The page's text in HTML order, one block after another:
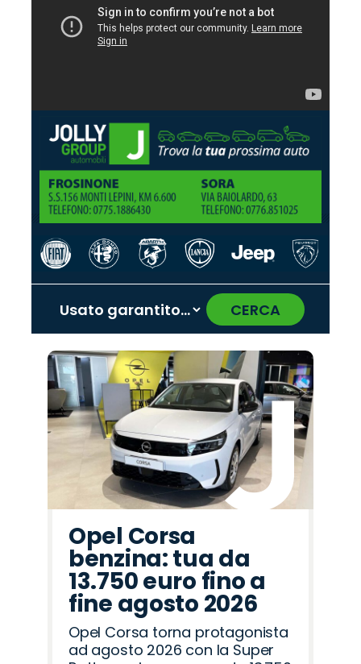
CERCA
Promo
Fiat
Promo
Mazda
Promo
Cupra
Promo
Lancia
Promo
Omoda
Promo
Alfa
Romeo
Promo
Jeep
Promo
Hyundai
Promo
Jaecoo
Promo
Seat
Promo
Citroën
Promo
Land
Rover
Promo
Peugeot
Promo
Opel
Promo
Abarth
‹ ›
Opel Corsa
benzina: tua da
13.750 euro fino a
fine agosto 2026
Opel Corsa torna protagonista
ad agosto 2026 con la Super